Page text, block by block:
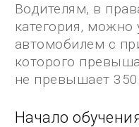
Водителям, в
категория, можно
автомобилем с
которого
не превышает
Начало